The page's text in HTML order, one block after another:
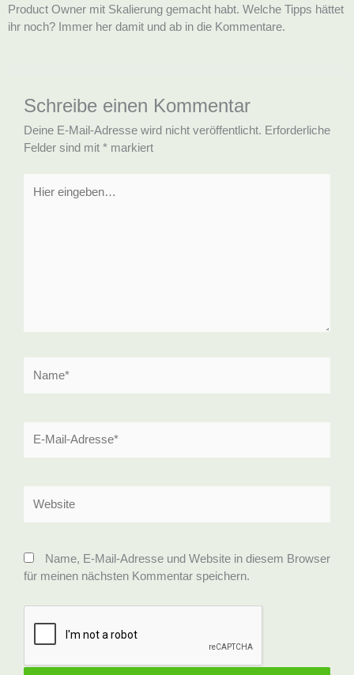
Product Owner mit Skalierung gemacht habt. Welche Tipps hättet
ihr noch? Immer her damit und ab in die Kommentare.
Schreibe einen Kommentar
Deine E-Mail-Adresse wird nicht veröffentlicht. Erforderliche
Felder sind mit * markiert
eingeben…
Mail-
Name, E-Mail-Adresse und Website in diesem Browser
für meinen nächsten Kommentar speichern.